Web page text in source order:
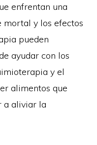
enfrentan una
y los efectos
pueden
ayudar con los
y el
alimentos que
a aliviar la